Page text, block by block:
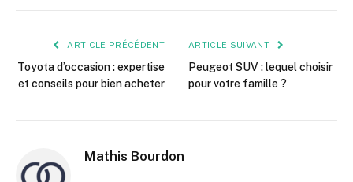
ARTICLE PRÉCÉDENT
Toyota d’occasion : expertise
et conseils pour bien acheter
ARTICLE SUIVANT
Peugeot SUV : lequel choisir
pour votre famille ?
Mathis Bourdon